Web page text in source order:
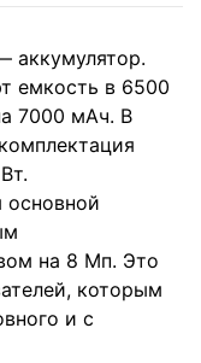
аккумулятор.
емкость в 6500
7000 мАч. В
на 8 Мп. Это
которым
и с